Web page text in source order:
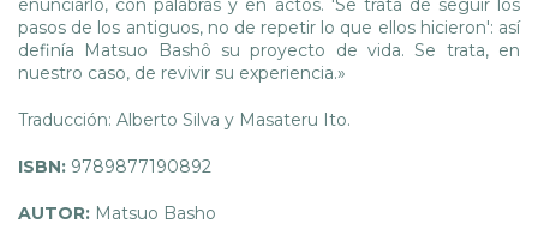
enunciarlo, con palabras y en actos. 'Se trata de seguir los
pasos de los antiguos, no de repetir lo que ellos hicieron': así
definía Matsuo Bashô su proyecto de vida. Se trata, en
nuestro caso, de revivir su experiencia.»
Traducción: Alberto Silva y Masateru Ito.
ISBN: 9789877190892
AUTOR: Matsuo Basho